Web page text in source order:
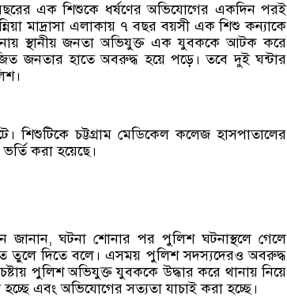
বছরের এক শিশুকে ধর্ষণের অভিযোগের একদিন পরই
মাদ্রাসা এলাকায় ৭ বছর বয়সী এক শিশু কন্যাকে
স্থানীয় জনতা অভিযুক্ত এক যুবককে আটক করে
জনতার হাতে অবরুদ্ধ হয়ে পড়ে। তবে দুই ঘন্টার
শিশুটিকে চট্টগ্রাম মেডিকেল কলেজ হাসপাতালের
করা হয়েছে।
জানান, ঘটনা শোনার পর পুলিশ ঘটনাস্থলে গেলে
তুলে দিতে বলে। এসময় পুলিশ সদস্যদেরও অবরুদ্ধ
পুলিশ অভিযুক্ত যুবককে উদ্ধার করে থানায় নিয়ে
হচ্ছে এবং অভিযোগের সত্যতা যাচাই করা হচ্ছে।